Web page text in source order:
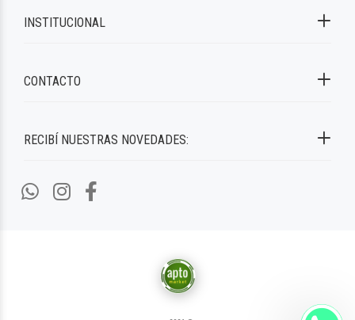
RECIBÍ NUESTRAS NOVEDADES:
INSTITUCIONAL
CONTACTO